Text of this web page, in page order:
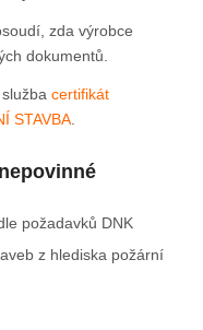
zda výrobce
dokumentů.
certifikát
STAVBA.
požadavků DNK
z hlediska požární